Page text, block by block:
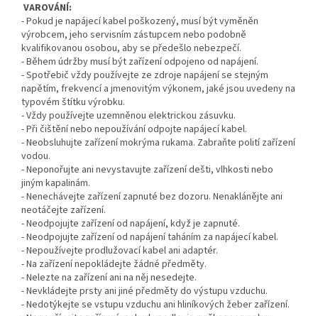
VAROVÁNÍ:
- Pokud je napájecí kabel poškozený, musí být vyměněn
výrobcem, jeho servisním zástupcem nebo podobně
kvalifikovanou osobou, aby se předešlo nebezpečí.
- Během údržby musí být zařízení odpojeno od napájení.
- Spotřebič vždy používejte ze zdroje napájení se stejným
napětím, frekvencí a jmenovitým výkonem, jaké jsou uvedeny na
typovém štítku výrobku.
- Vždy používejte uzemněnou elektrickou zásuvku.
- Při čištění nebo nepoužívání odpojte napájecí kabel.
- Neobsluhujte zařízení mokrýma rukama. Zabraňte polití zařízení
vodou.
- Neponořujte ani nevystavujte zařízení dešti, vlhkosti nebo
jiným kapalinám.
- Nenechávejte zařízení zapnuté bez dozoru. Nenaklánějte ani
neotáčejte zařízení.
- Neodpojujte zařízení od napájení, když je zapnuté.
- Neodpojujte zařízení od napájení taháním za napájecí kabel.
- Nepoužívejte prodlužovací kabel ani adaptér.
- Na zařízení nepokládejte žádné předměty.
- Nelezte na zařízení ani na něj nesedejte.
- Nevkládejte prsty ani jiné předměty do výstupu vzduchu.
- Nedotýkejte se vstupu vzduchu ani hliníkových žeber zařízení.